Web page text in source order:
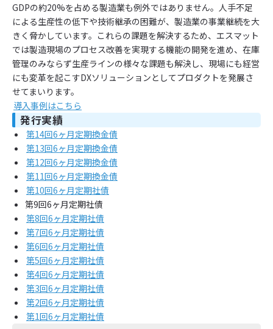
GDPの約20%を占める製造業も例外ではありません。人手不足
による生産性の低下や技術継承の困難が、製造業の事業継続を大
きく脅かしています。これらの課題を解決するため、エスマット
では製造現場のプロセス改善を実現する機能の開発を進め、在庫
管理のみならず生産ラインの様々な課題も解決し、現場にも経営
にも変革を起こすDXソリューションとしてプロダクトを発展さ
せてまいります。
導入事例はこちら
発行実績
第14回6ヶ月定期換金債
第13回6ヶ月定期換金債
第12回6ヶ月定期換金債
第11回6ヶ月定期換金債
第10回6ヶ月定期社債
第9回6ヶ月定期社債
第8回6ヶ月定期社債
第7回6ヶ月定期社債
第6回6ヶ月定期社債
第5回6ヶ月定期社債
第4回6ヶ月定期社債
第3回6ヶ月定期社債
第2回6ヶ月定期社債
第1回6ヶ月定期社債